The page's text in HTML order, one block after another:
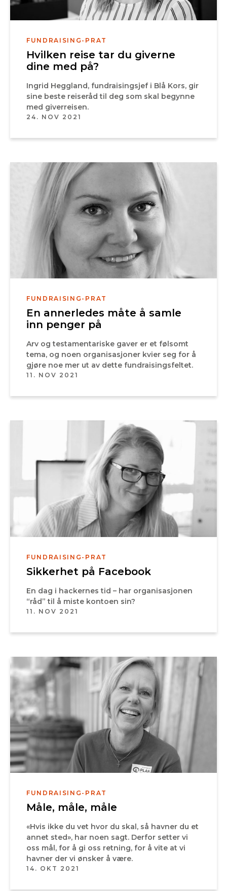
FUNDRAISING-PRAT
Hvilken reise tar du giverne
dine med på?
Ingrid Heggland, fundraisingsjef i Blå Kors, gir
sine beste reiseråd til deg som skal begynne
med giverreisen.
24. NOV 2021
FUNDRAISING-PRAT
En annerledes måte å samle
inn penger på
Arv og testamentariske gaver er et følsomt
tema, og noen organisasjoner kvier seg for å
gjøre noe mer ut av dette fundraisingsfeltet.
11. NOV 2021
FUNDRAISING-PRAT
Sikkerhet på Facebook
En dag i hackernes tid – har organisasjonen
“råd” til å miste kontoen sin?
11. NOV 2021
FUNDRAISING-PRAT
Måle, måle, måle
«Hvis ikke du vet hvor du skal, så havner du et
annet sted», har noen sagt. Derfor setter vi
oss mål, for å gi oss retning, for å vite at vi
havner der vi ønsker å være.
14. OKT 2021